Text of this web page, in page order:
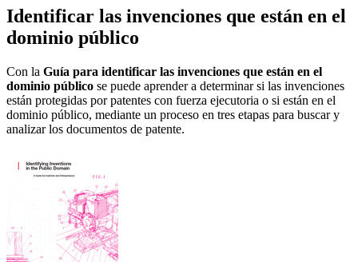
Identificar las invenciones que están en el
dominio público
Con la Guía para identificar las invenciones que están en el
dominio público se puede aprender a determinar si las invenciones
están protegidas por patentes con fuerza ejecutoria o si están en el
dominio público, mediante un proceso en tres etapas para buscar y
analizar los documentos de patente.